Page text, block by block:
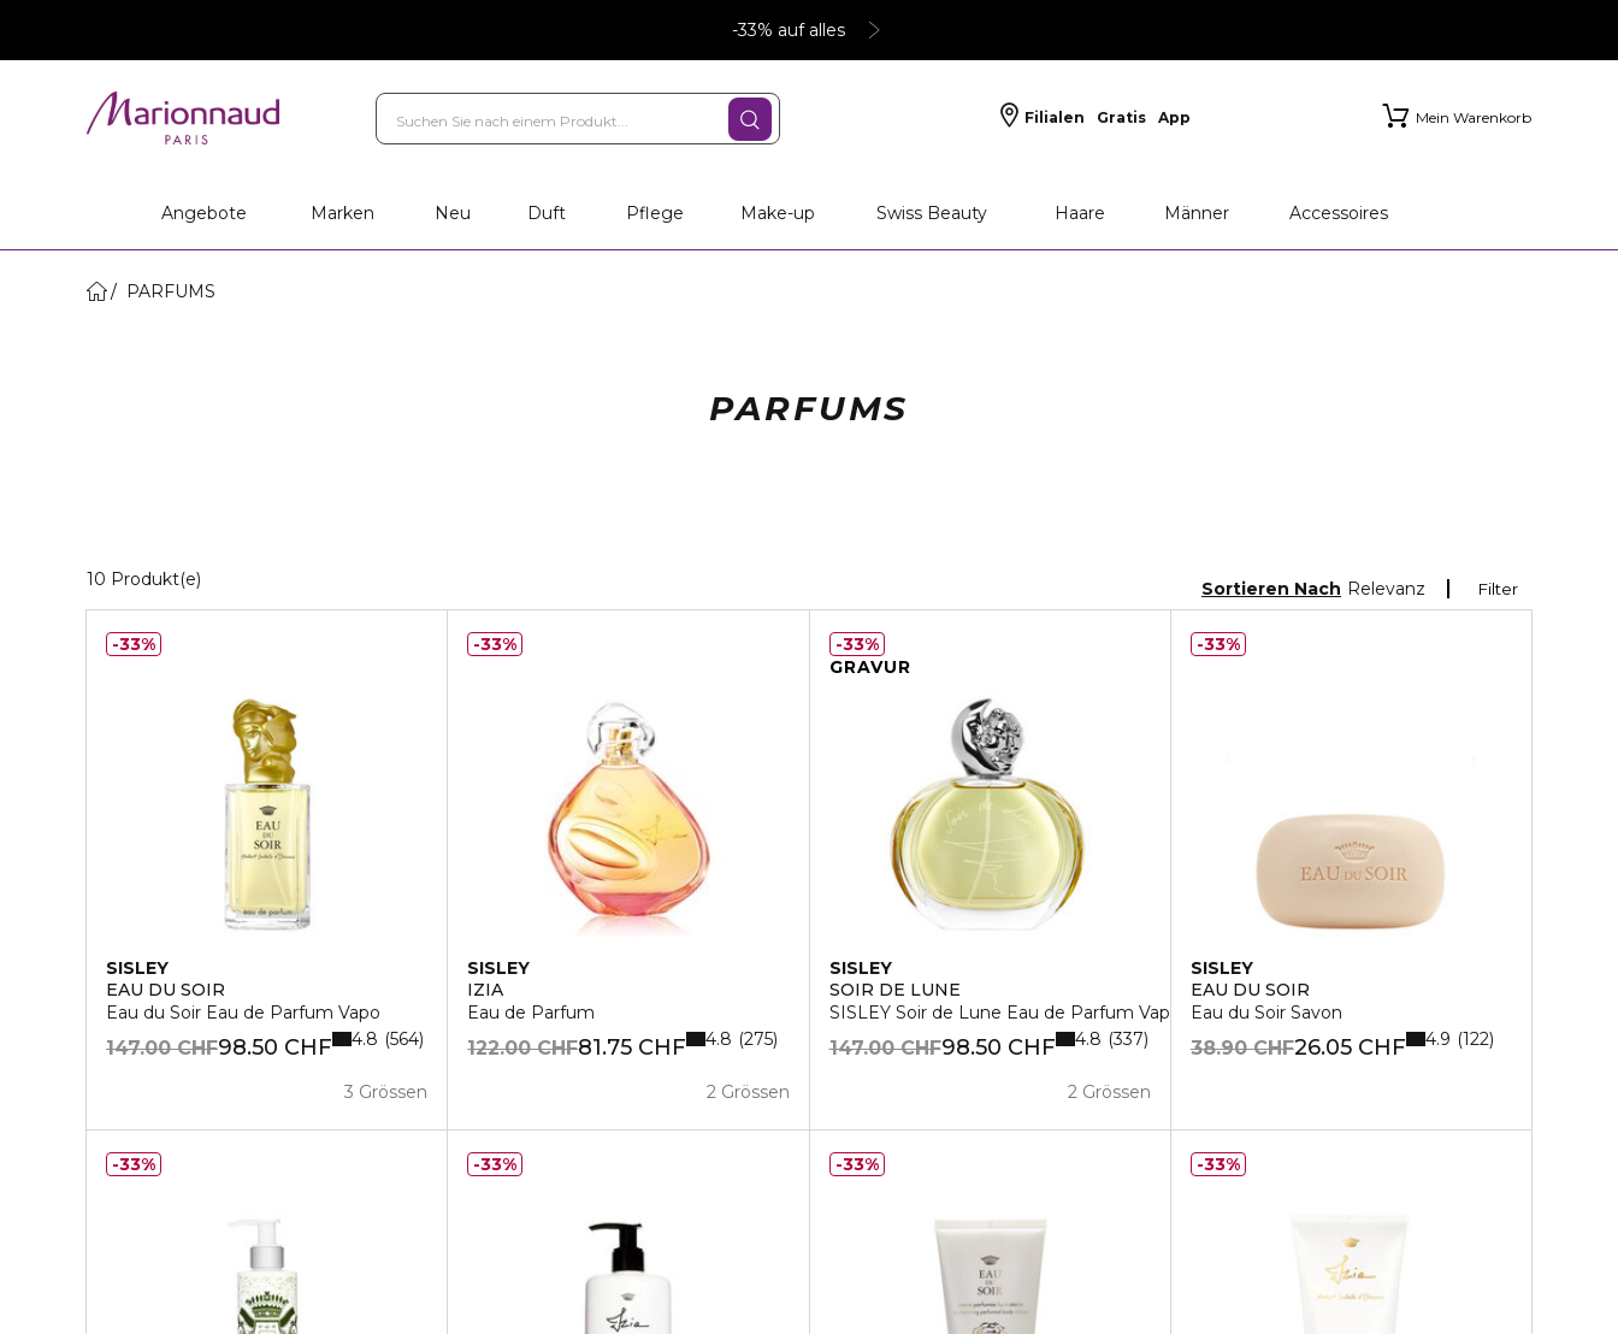
-33% auf alles
Filialen Gratis App Mein Warenkorb
Angebote Marken Neu Duft Pflege Make-up Swiss Beauty Haare Männer Accessoires
PARFUMS
PARFUMS
10 Produkt(e) Filter
Sortieren Nach Relevanz
SISLEY
EAU DU SOIR
Eau du Soir Eau de Parfum Vapo
98.50 CHF
147.00 CHF
3 Grössen
4.8 564
33%
SISLEY
IZIA
Eau de Parfum
81.75 CHF
122.00 CHF
2 Grössen
4.8 275
33%
GRAVUR
SISLEY
SOIR DE LUNE
SISLEY Soir de Lune Eau de Parfum Vapo
98.50 CHF
147.00 CHF
2 Grössen
4.8 337
33%
SISLEY
EAU DU SOIR
Eau du Soir Savon
26.05 CHF
38.90 CHF 4.9 122
33%
33% 33% 33% 33%